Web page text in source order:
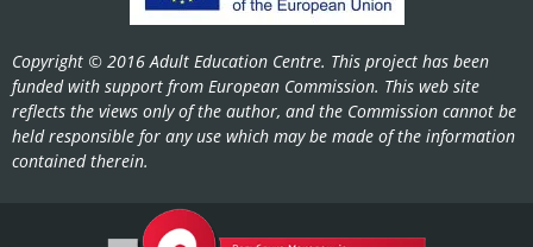
Copyright © 2016 Adult Education Centre. This project has been
funded with support from European Commission. This web site
reflects the views only of the author, and the Commission cannot be
held responsible for any use which may be made of the information
contained therein.